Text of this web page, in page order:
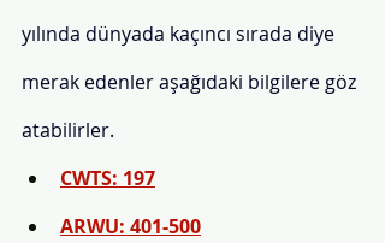
yılında dünyada kaçıncı sırada diye
merak edenler aşağıdaki bilgilere göz
atabilirler.
CWTS: 197
ARWU: 401-500